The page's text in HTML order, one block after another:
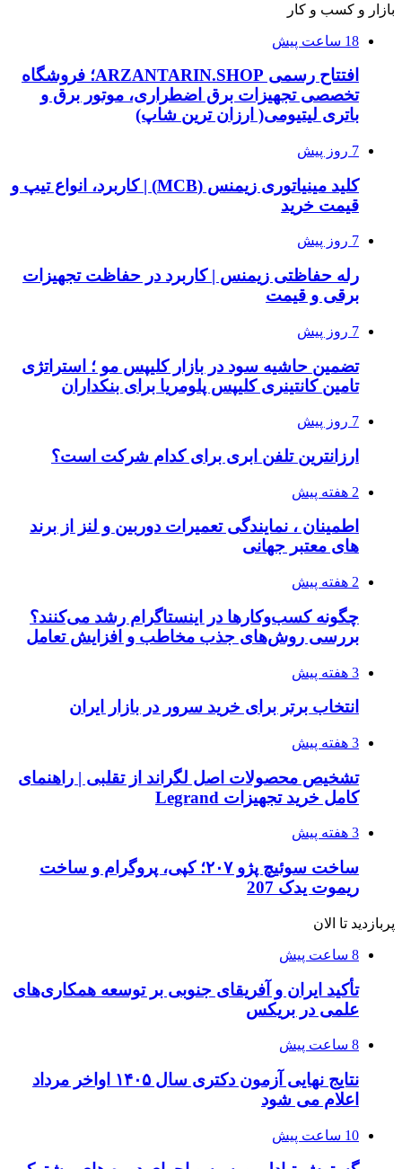
بازار و کسب و کار
18 ساعت پیش
افتتاح رسمی ARZANTARIN.SHOP؛ فروشگاه
تخصصی تجهیزات برق اضطراری، موتور برق و
باتری لیتیومی( ارزان ترین شاپ)
7 روز پیش
کلید مینیاتوری زیمنس (MCB) | کاربرد، انواع تیپ و
قیمت خرید
7 روز پیش
رله حفاظتی زیمنس | کاربرد در حفاظت تجهیزات
برقی و قیمت
7 روز پیش
تضمین حاشیه سود در بازار کلیپس مو ؛ استراتژی
تامین کانتینری کلیپس پلومریا برای بنکداران
7 روز پیش
ارزانترین تلفن ابری برای کدام شرکت است؟
2 هفته پیش
اطمینان ، نمایندگی تعمیرات دوربین و لنز از برند
های معتبر جهانی
2 هفته پیش
چگونه کسب‌وکارها در اینستاگرام رشد می‌کنند؟
بررسی روش‌های جذب مخاطب و افزایش تعامل
3 هفته پیش
انتخاب برتر برای خرید سرور در بازار ایران
3 هفته پیش
تشخیص محصولات اصل لگراند از تقلبی | راهنمای
کامل خرید تجهیزات Legrand
3 هفته پیش
ساخت سوئیچ پژو ۲۰۷؛ کپی، پروگرام و ساخت
ریموت یدک 207
پربازدید تا الان
8 ساعت پیش
تأکید ایران و آفریقای جنوبی بر توسعه همکاری‌های
علمی در بریکس
8 ساعت پیش
نتایج نهایی آزمون دکتری سال ۱۴۰۵ اواخر مرداد
اعلام می شود
10 ساعت پیش